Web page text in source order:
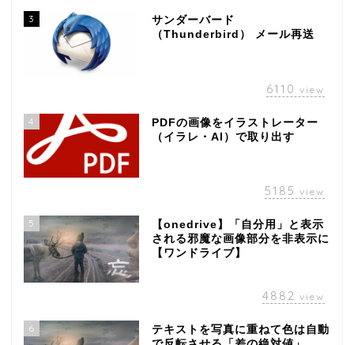
3
サンダーバード
（Thunderbird） メール再送
6110 view
4
PDFの画像をイラストレーター
（イラレ・AI）で取り出す
5185 view
5
【onedrive】「自分用」と表示
される邪魔な画像部分を非表示に
【ワンドライブ】
4882 view
6
テキストを写真に重ねて色は自動